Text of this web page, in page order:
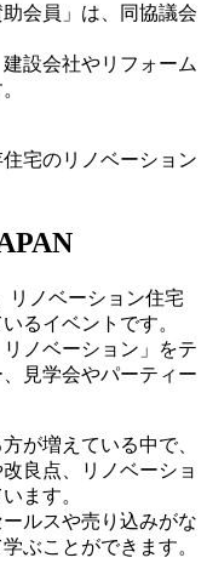
会員」は、同協議会
設会社やリフォーム
宅のリノベーション
リノベーション住宅
るイベントです。
ノベーション」をテ
見学会やパーティー
が増えている中で、
良点、リノベーショ
ます。
ルスや売り込みがな
ぶことができます。